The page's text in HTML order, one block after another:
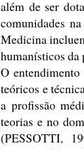
além de ser
comunidades
Medicina
humanísticos da
O
teóricos e
a profissão
teorias e no
(PESSOTTI,